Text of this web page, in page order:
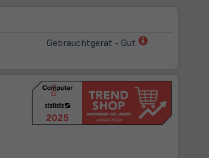
Gebrauchtgerät - Gut
(öffnet
Tab)